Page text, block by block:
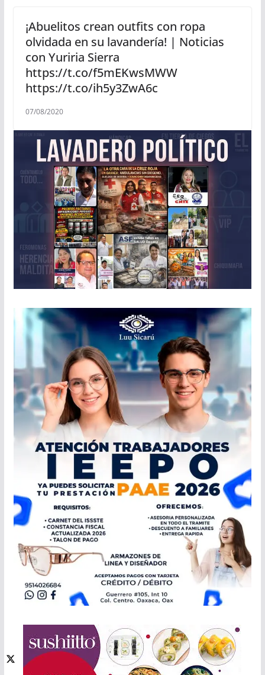
¡Abuelitos crean outfits con ropa
olvidada en su lavandería! | Noticias
con Yuriria Sierra
https://t.co/f5mEKwsMWW
https://t.co/ih5y3ZwA6c
07/08/2020